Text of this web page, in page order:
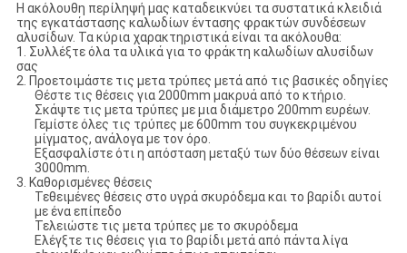
Η ακόλουθη περίληψή μας καταδεικνύει τα συστατικά κλειδιά
της εγκατάστασης καλωδίων έντασης φρακτών συνδέσεων
αλυσίδων. Τα κύρια χαρακτηριστικά είναι τα ακόλουθα:
1. Συλλέξτε όλα τα υλικά για το φράκτη καλωδίων αλυσίδων
σας
2. Προετοιμάστε τις μετα τρύπες μετά από τις βασικές οδηγίες
Θέστε τις θέσεις για 2000mm μακρυά από το κτήριο.
Σκάψτε τις μετα τρύπες με μια διάμετρο 200mm ευρέων.
Γεμίστε όλες τις τρύπες με 600mm του συγκεκριμένου
μίγματος, ανάλογα με τον όρο.
Εξασφαλίστε ότι η απόσταση μεταξύ των δύο θέσεων είναι
3000mm.
3. Καθορισμένες θέσεις
Τεθειμένες θέσεις στο υγρά σκυρόδεμα και το βαρίδι αυτοί
με ένα επίπεδο
Τελειώστε τις μετα τρύπες με το σκυρόδεμα
Ελέγξτε τις θέσεις για το βαρίδι μετά από πάντα λίγα